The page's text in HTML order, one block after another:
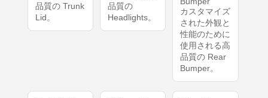
品質の Trunk
Lid。
品質の
Headlights。
カスタマイズ
された外観と
性能のために
使用される高
品質の Rear
Bumper。